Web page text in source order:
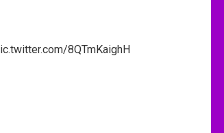
8QTmKaighH